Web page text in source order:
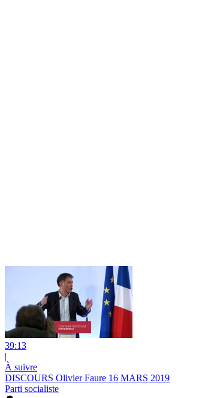
39:13
|
À suivre
DISCOURS Olivier Faure 16 MARS 2019
Parti socialiste